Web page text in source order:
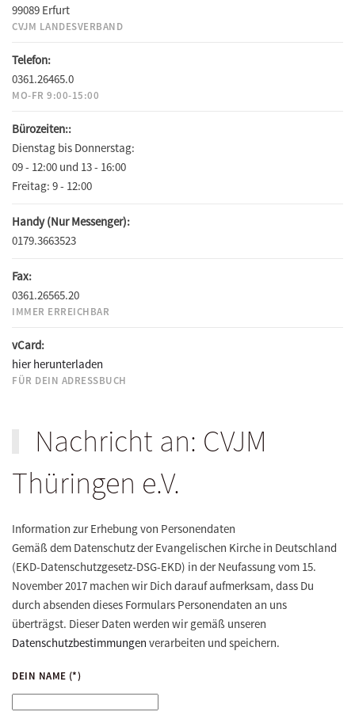
99089 Erfurt
CVJM LANDESVERBAND
Telefon:
0361.26465.0
MO-FR 9:00-15:00
Bürozeiten::
Dienstag bis Donnerstag:
09 - 12:00 und 13 - 16:00
Freitag: 9 - 12:00
Handy (Nur Messenger):
0179.3663523
Fax:
0361.26565.20
IMMER ERREICHBAR
vCard:
hier herunterladen
FÜR DEIN ADRESSBUCH
Nachricht an: CVJM
Thüringen e.V.
Information zur Erhebung von Personendaten
Gemäß dem Datenschutz der Evangelischen Kirche in Deutschland
(EKD-Datenschutzgesetz-DSG-EKD) in der Neufassung vom 15.
November 2017 machen wir Dich darauf aufmerksam, dass Du
durch absenden dieses Formulars Personendaten an uns
überträgst. Dieser Daten werden wir gemäß unseren
Datenschutzbestimmungen verarbeiten und speichern.
DEIN NAME (*)